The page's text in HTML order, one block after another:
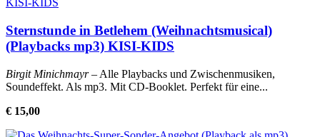
Sternstunde in Betlehem (Weihnachtsmusical)
(Playbacks mp3) KISI-KIDS
Birgit Minichmayr– Alle Playbacks und Zwischenmusiken,
Soundeffekt. Als mp3. Mit CD-Booklet. Perfekt für eine...
€ 15,00